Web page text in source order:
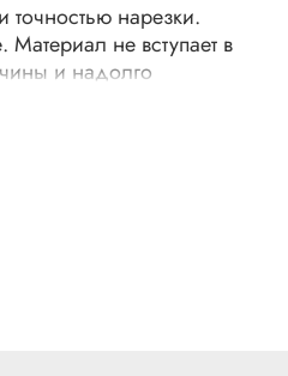
нарезки.
Материал не вступает в
и надолго
нож порадует
продуктам